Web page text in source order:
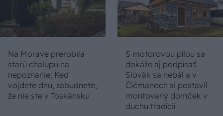
Na Morave prerobila
starú chalupu na
nepoznanie: Keď
vojdete dnu, zabudnete,
že nie ste v Toskánsku
S motorovou pílou sa
dokáže aj podpísať.
Slovák sa nebál a v
Čičmanoch si postavil
montovaný domček v
duchu tradícií